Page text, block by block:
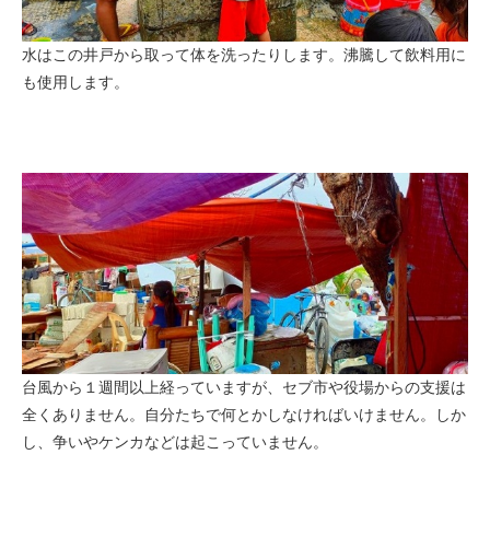
水はこの井戸から取って体を洗ったりします。沸騰して飲料用に
も使用します。
台風から１週間以上経っていますが、セブ市や役場からの支援は
全くありません。自分たちで何とかしなければいけません。しか
し、争いやケンカなどは起こっていません。